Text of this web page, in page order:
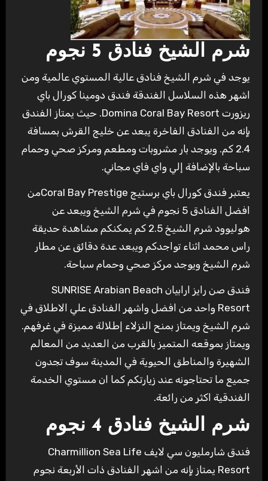
شرم الشيخ فنادق 5 نجوم
يوجد في شرم الشيخ فنادق عالية المستوي عالمية ومن
اشهر هذه السلاسل الفندقة فندق دومينا كورال باي
ريزورت Domina Coral Bay Resort. حيث يمتاز الفندق
بإنه من الفنادق الفاخرة يبعد عن خليج القرش بمسافة
2.4 كم. ويوجد بار مشروبات ومطعم ومركز صحي وحمام
سباحة بالإضافة إلي واي فاي مجاني.
يعتبر فندق كورال باي برستيج Coral Bay Prestigeمن
افضل الفنادق 5 نجوم في شرم الشيخ ويبعد عن
هوليوود شرم الشيخ 2.5 كم يمكنكم مشاهدة حديقة
راس محمد اثناء تواجدكم ويبعد عدة دقائق عن مطار
شرم الشيخ ويوجد مركز صحي وحمام سباحة.
فندق صن رايز ارابيان SUNRISE Arabian Beach
Resort واحد من افضل واشهر الفنادق علي الاطلاق في
شرم الشيخ ويمتاز بمنح النزلاء إطلالة مميزة في غرفهم.
ويمتاز بموقعه المتميز بالقرب من العديد من المعالم
الشهيرة والمناطق الحيوية في المدينة سوف تجدون
جميع ما تحتاجونه عند زيارتكم كما ان مستوي الخدمة
الفندقية اكثر من رائعة.
شرم الشيخ فنادق 4 نجوم
فندق شارمليون سي لايف Charmillion Sea Life
Resort يمتاز بإنه من اشهر الفنادق ذات الأربعة نجوم